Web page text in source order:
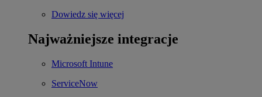
Dowiedz się więcej
Najważniejsze integracje
Microsoft Intune
ServiceNow